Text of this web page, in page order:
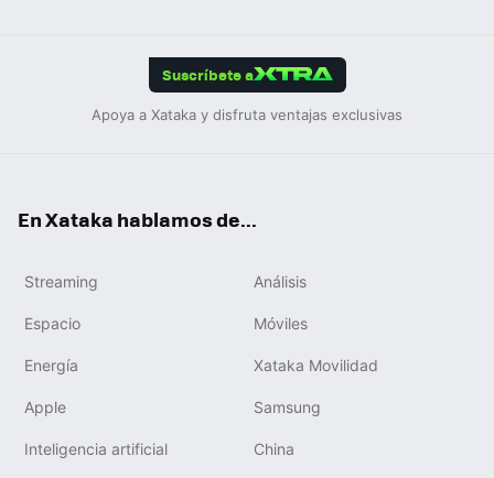
Suscríbete a
Apoya a Xataka y disfruta ventajas exclusivas
En Xataka hablamos de...
Streaming Análisis
Espacio Móviles
Energía Xataka Movilidad
Apple Samsung
Inteligencia artificial China